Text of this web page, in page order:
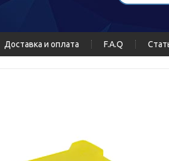
Доставка и оплата F.A.Q